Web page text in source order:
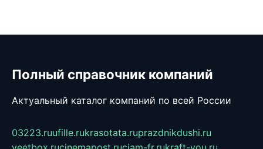
Полный справочник компаний
Актуальный каталог компаний по всей России
03223.ruufille.rukrasotata.ruprazdnikdushi.ru